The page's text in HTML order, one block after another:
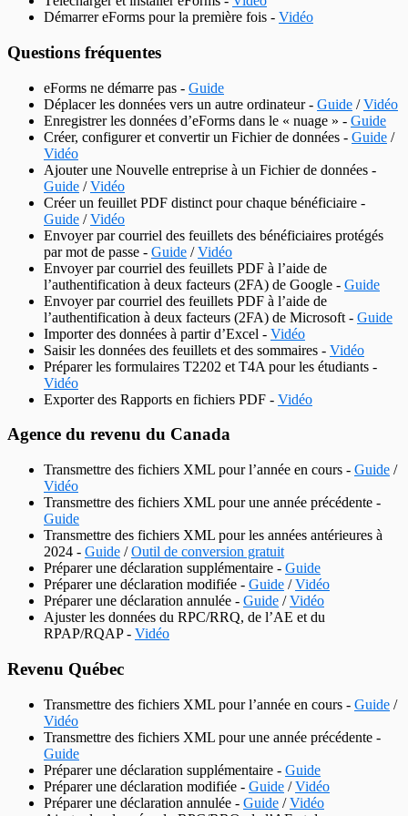
Démarrer eForms pour la première fois - Vidéo
Questions fréquentes
eForms ne démarre pas - Guide
Déplacer les données vers un autre ordinateur - Guide /Vidéo
Enregistrer les données d’eForms dans le « nuage » - Guide
Créer, configurer et convertir un Fichier de données - Guide /
Vidéo
Ajouter une Nouvelle entreprise à un Fichier de données -
Guide /Vidéo
Créer un feuillet PDF distinct pour chaque bénéficiaire -
Guide /Vidéo
Envoyer par courriel des feuillets des bénéficiaires protégés
par mot de passe - Guide /Vidéo
Envoyer par courriel des feuillets PDF à l’aide de
l’authentification à deux facteurs (2FA) de Google - Guide
Envoyer par courriel des feuillets PDF à l’aide de
l’authentification à deux facteurs (2FA) de Microsoft - Guide
Importer des données à partir d’Excel - Vidéo
Saisir les données des feuillets et des sommaires - Vidéo
Préparer les formulaires T2202 et T4A pour les étudiants -
Vidéo
Exporter des Rapports en fichiers PDF - Vidéo
Agence du revenu du Canada
Transmettre des fichiers XML pour l’année en cours - Guide /
Vidéo
Transmettre des fichiers XML pour une année précédente -
Guide
Transmettre des fichiers XML pour les années antérieures à
2024 - Guide /Outil de conversion gratuit
Préparer une déclaration supplémentaire - Guide
Préparer une déclaration modifiée - Guide /Vidéo
Préparer une déclaration annulée - Guide /Vidéo
Ajuster les données du RPC/RRQ, de l’AE et du
RPAP/RQAP - Vidéo
Revenu Québec
Transmettre des fichiers XML pour l’année en cours - Guide /
Vidéo
Transmettre des fichiers XML pour une année précédente -
Guide
Préparer une déclaration supplémentaire - Guide
Préparer une déclaration modifiée - Guide /Vidéo
Préparer une déclaration annulée - Guide /Vidéo